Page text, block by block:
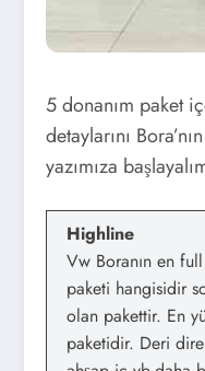
5 donanım paket
detaylarını
yazımıza
Highline
Vw Boranın en
paketi hangisidir
olan pakettir. En
paketidir. Deri